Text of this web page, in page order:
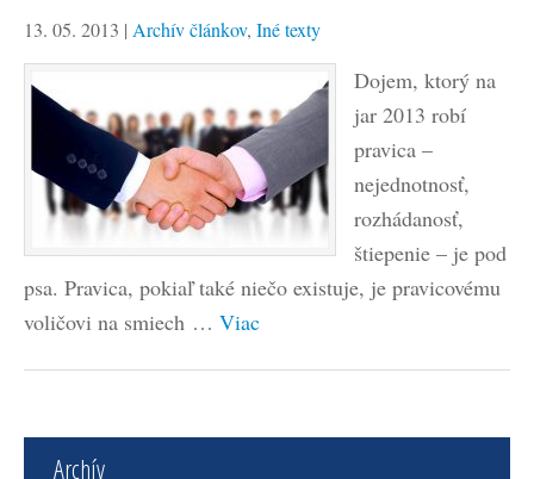
13. 05. 2013 | Archív článkov, Iné texty
Dojem, ktorý na
jar 2013 robí
pravica –
nejednotnosť,
rozhádanosť,
štiepenie – je pod
psa. Pravica, pokiaľ také niečo existuje, je pravicovému
voličovi na smiech … Viac
Archív